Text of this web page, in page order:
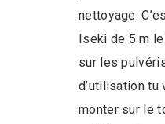
nettoyage.
Iseki de 5 m
sur les
d’utilisation tu
monter sur le